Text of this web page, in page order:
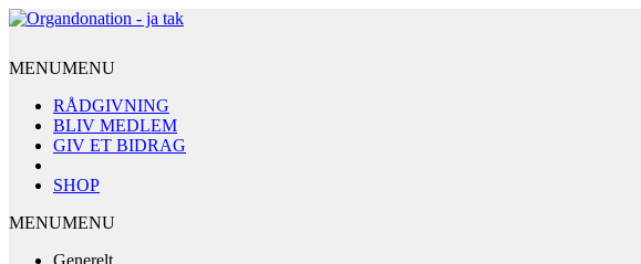
MENUMENU
RÅDGIVNING
BLIV MEDLEM
GIV ET BIDRAG
SHOP
MENUMENU
Generelt